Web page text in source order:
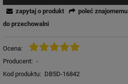
Ocena:
Producent: -
Kod produktu: DB5D-16842
zapytaj o produkt poleć znajomemu
do przechowalni